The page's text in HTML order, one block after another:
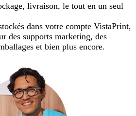
livraison, le tout en un seul
dans votre compte VistaPrint,
des supports marketing, des
et bien plus encore.